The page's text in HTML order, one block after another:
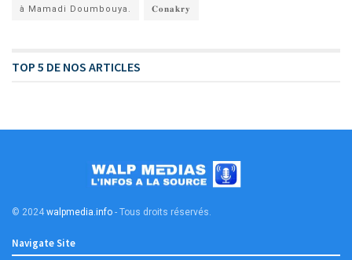
à Mamadi Doumbouya. 𝐂𝐨𝐧𝐚𝐤𝐫𝐲
TOP 5 DE NOS ARTICLES
© 2024 walpmedia.info - Tous droits réservés.
Navigate Site